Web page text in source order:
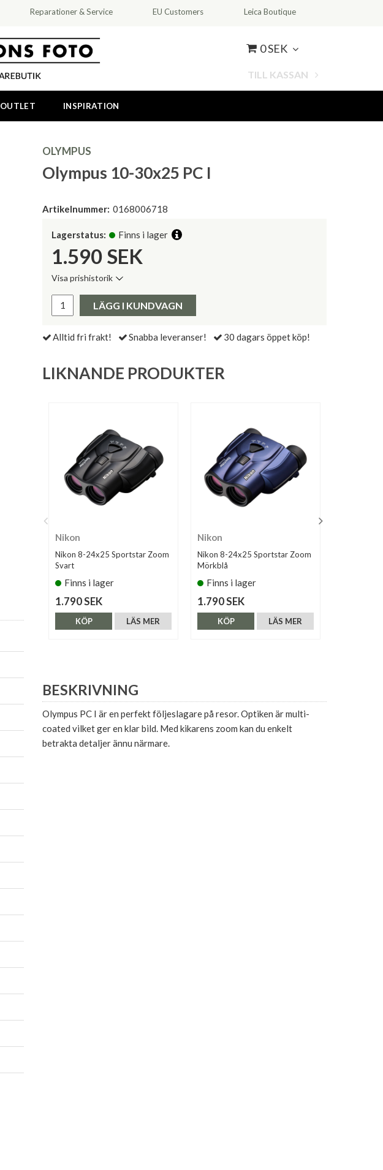
Reparationer & Service EU Customers Leica Boutique
0 SEK
TILL KASSAN
OUTLET INSPIRATION
OLYMPUS
Olympus 10-30x25 PC I
Artikelnummer: 0168006718
Lagerstatus: Finns i lager
1.590 SEK
Visa prishistorik
Pris:
LÄGG I KUNDVAGN
Alltid fri frakt! Snabba leveranser! 30 dagars öppet köp!
LIKNANDE PRODUKTER
Nikon
Nikon 8-24x25 Sportstar Zoom
Svart
Finns i lager
1.790 SEK
LÄS MER
KÖP
Nikon
Nikon 8-24x25 Sportstar Zoom
Mörkblå
Finns i lager
1.790 SEK
LÄS MER
KÖP
BESKRIVNING
Olympus PC I är en perfekt följeslagare på resor. Optiken är multi-
coated vilket ger en klar bild. Med kikarens zoom kan du enkelt
betrakta detaljer ännu närmare.